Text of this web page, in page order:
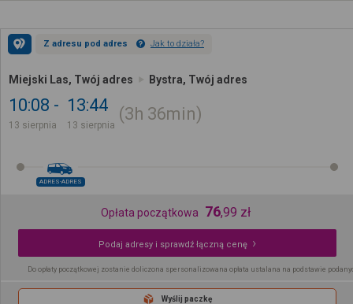
Z adresu pod adres Jak to działa?
Miejski Las, Twój adres Bystra, Twój adres
10:08
13 sierpnia
13:44
13 sierpnia
3h 36min
ADRES-ADRES
Opłata początkowa 76,99 zł
Podaj adresy i sprawdź łączną cenę
Do opłaty początkowej zostanie doliczona spersonalizowana opłata ustalana na podstawie
Wyślij paczkę